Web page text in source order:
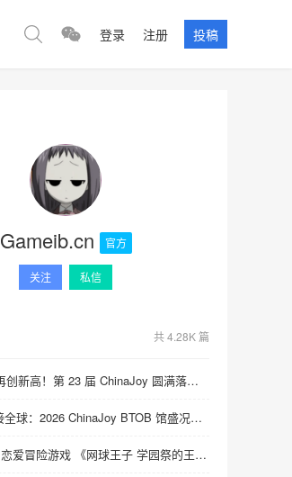
登录 注册 投稿
Gameib.cn 官方
关注 私信
共 4.28K 篇
43.89万人次再创新高！第 23 届 ChinaJoy 圆满落幕：感谢有你，共赴这场“与 AI 同游”的盛夏之约
领航出海·连接全球：2026 ChinaJoy BTOB 馆盛况空前
《网球王子》恋爱冒险游戏 《网球王子 学园祭的王子们 ♡-40 and more…》与《网球王子 心跳求生 Tie break ♡game》发售